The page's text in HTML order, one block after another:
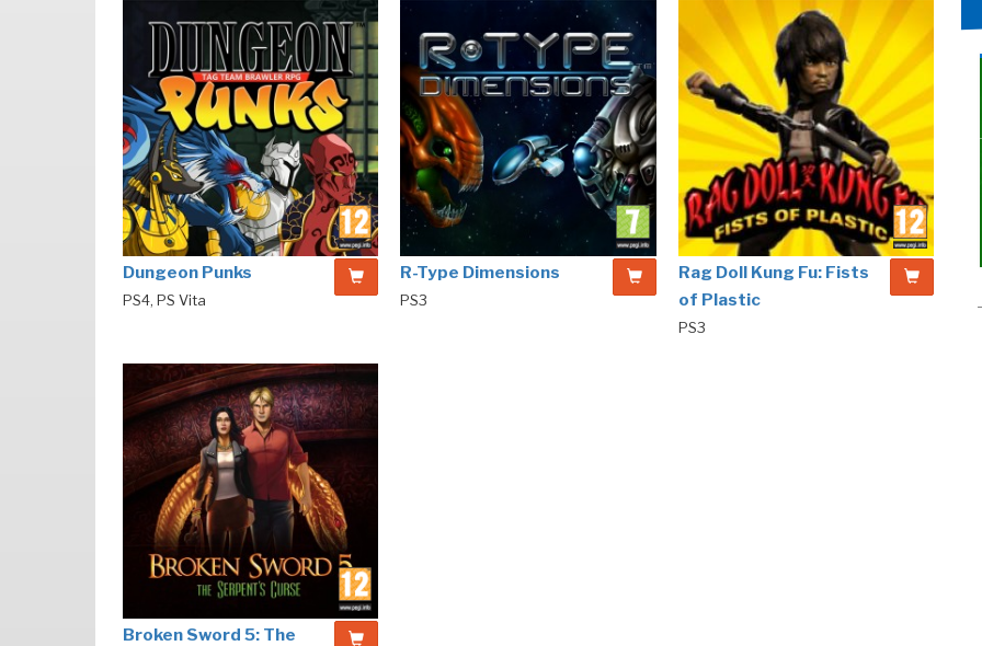
Dungeon Punks
PS4, PS Vita
R-Type Dimensions
PS3
Rag Doll Kung Fu: Fists
of Plastic
PS3
Broken Sword 5: The